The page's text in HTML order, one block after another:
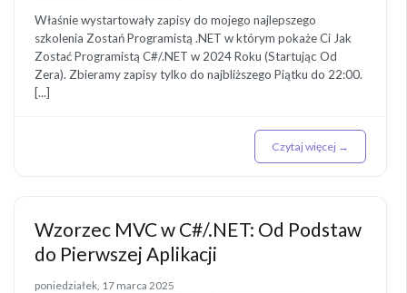
Właśnie wystartowały zapisy do mojego najlepszego
szkolenia Zostań Programistą .NET w którym pokaże Ci Jak
Zostać Programistą C#/.NET w 2024 Roku (Startując Od
Zera). Zbieramy zapisy tylko do najbliższego Piątku do 22:00.
[...]
Czytaj więcej →
Wzorzec MVC w C#/.NET: Od Podstaw
do Pierwszej Aplikacji
poniedziałek, 17 marca 2025